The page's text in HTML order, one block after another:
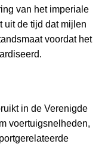
van het imperiale
uit de tijd dat mijlen
voordat het
in de Verenigde
voertuigsnelheden,